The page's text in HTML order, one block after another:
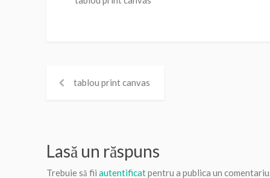
tablou print canvas
Lasă un răspuns
Trebuie să fii autentificatpentru a publica un